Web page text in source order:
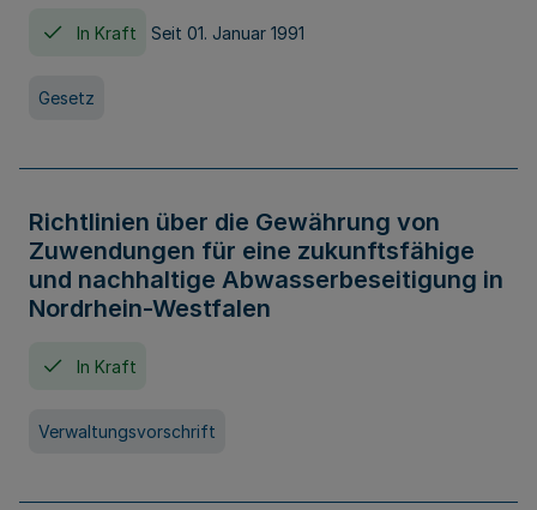
In Kraft Seit 01. Januar 1991
Gesetz
Richtlinien über die Gewährung von
Zuwendungen für eine zukunftsfähige
und nachhaltige Abwasserbeseitigung in
Nordrhein-Westfalen
In Kraft
Verwaltungsvorschrift